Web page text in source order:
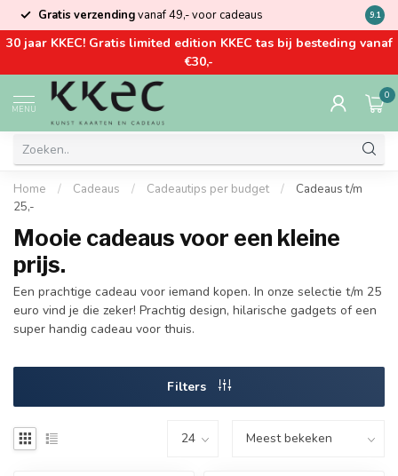
Gratis verzendingvanaf 49,- voor cadeaus Kom
9.1
30 jaar KKEC! Gratis limited edition KKEC tas bij besteding vanaf
€30,-
MENU
0
Home / Cadeaus / Cadeautips per budget /
Cadeaus t/m
25,-
Mooie cadeaus voor een kleine
prijs.
Een prachtige cadeau voor iemand kopen. In onze selectie t/m 25
euro vind je die zeker! Prachtig design, hilarische gadgets of een
super handig cadeau voor thuis.
Filters